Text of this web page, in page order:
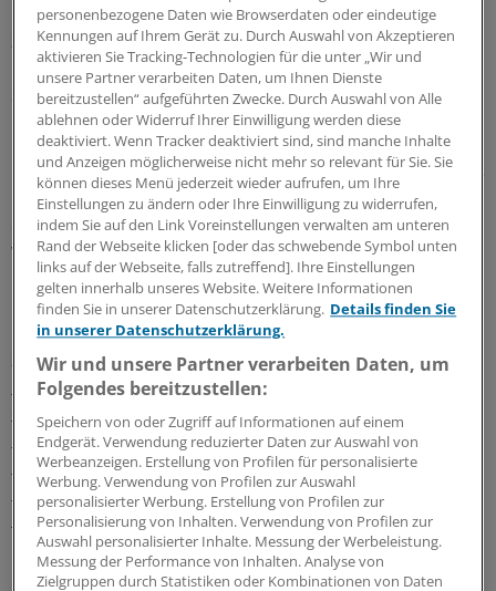
luftgestütztes Rettungswesen nach deutschem Vorbild
zu etablieren. Neben Wuhan, der Hauptstadt der
Provinz Hubei, sei Jieyang jetzt die zweite chinesische
Stadt, in der dieser Masterplan umgesetzt werden solle.
Im März dieses Jahres hatten Jieyangs
Oberbürgermeister Dong Chen und eine über 20-köpfige
Delegation während eines Deutschlandbesuchs neben
einem Memorandum zum Rettungswesen umfangreiche
Wirtschaftsverträge unterzeichnet.
Bereits seit Jahren arbeiten Deutschland und China im
Rettungsdienst und Katastrophenschutz eng
zusammen.So baut beispielsweise die Deutsch-
Chinesische Gesellschaft für Medizin mit ihrem
chinesischen Pendant derzeit in Wuhan am Tongji
Hospital das Deutsch-Chinesische Institut für Notfall-
und Katastrophenmedizin auf, das als
Koordinationszentrum des Katastrophenmanagements
in Hubei fungieren soll. (maw)
0
personenbezogene Daten wie Browserdaten oder eindeutige
Kennungen auf Ihrem Gerät zu. Durch Auswahl von Akzeptieren
aktivieren Sie Tracking-Technologien für die unter „Wir und
unsere Partner verarbeiten Daten, um Ihnen Dienste
bereitzustellen“ aufgeführten Zwecke. Durch Auswahl von Alle
ablehnen oder Widerruf Ihrer Einwilligung werden diese
deaktiviert. Wenn Tracker deaktiviert sind, sind manche Inhalte
und Anzeigen möglicherweise nicht mehr so relevant für Sie. Sie
können dieses Menü jederzeit wieder aufrufen, um Ihre
Einstellungen zu ändern oder Ihre Einwilligung zu widerrufen,
indem Sie auf den Link Voreinstellungen verwalten am unteren
Rand der Webseite klicken [oder das schwebende Symbol unten
links auf der Webseite, falls zutreffend]. Ihre Einstellungen
gelten innerhalb unseres Website. Weitere Informationen
finden Sie in unserer Datenschutzerklärung. Details finden Sie
in unserer Datenschutzerklärung.
Wir und unsere Partner verarbeiten Daten, um
Folgendes bereitzustellen:
Speichern von oder Zugriff auf Informationen auf einem
Endgerät. Verwendung reduzierter Daten zur Auswahl von
Werbeanzeigen. Erstellung von Profilen für personalisierte
Werbung. Verwendung von Profilen zur Auswahl
personalisierter Werbung. Erstellung von Profilen zur
Personalisierung von Inhalten. Verwendung von Profilen zur
Auswahl personalisierter Inhalte. Messung der Werbeleistung.
Messung der Performance von Inhalten. Analyse von
Zielgruppen durch Statistiken oder Kombinationen von Daten